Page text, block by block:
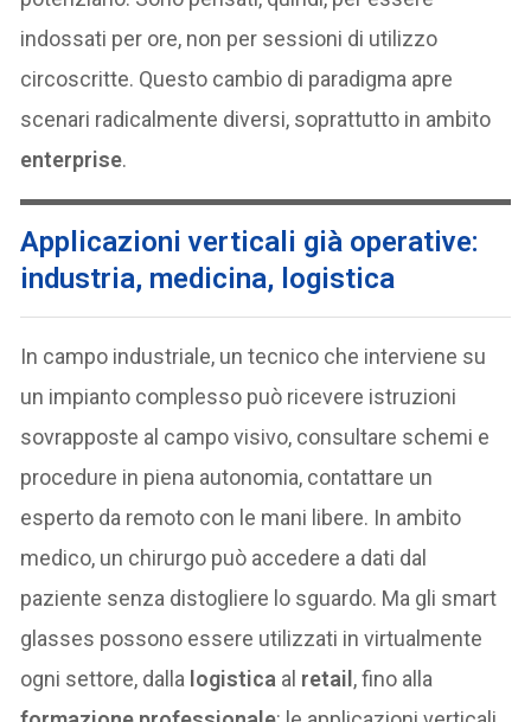
indossati per ore, non per sessioni di utilizzo
circoscritte. Questo cambio di paradigma apre
scenari radicalmente diversi, soprattutto in ambito
enterprise.
Applicazioni verticali già operative:
industria, medicina, logistica
In campo industriale, un tecnico che interviene su
un impianto complesso può ricevere istruzioni
sovrapposte al campo visivo, consultare schemi e
procedure in piena autonomia, contattare un
esperto da remoto con le mani libere. In ambito
medico, un chirurgo può accedere a dati dal
paziente senza distogliere lo sguardo. Ma gli smart
glasses possono essere utilizzati in virtualmente
ogni settore, dalla logistica al retail , fino alla